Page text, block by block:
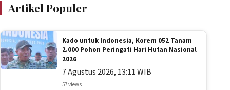
Artikel Populer
Kado untuk Indonesia, Korem 052 Tanam
2.000 Pohon Peringati Hari Hutan Nasional
2026
7 Agustus 2026, 13:11 WIB
57 views